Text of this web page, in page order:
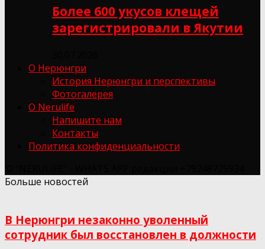
Более 600 укусов клещей
зарегистрировали в Якутии
О Нерюнгри
История Нерюнгри и перспективы
Фотогалерея
О Nerulife
Напишите нам
Контакты
Политика конфиденциальности
Больше новостей
В Нерюнгри незаконно уволенный
сотрудник был восстановлен в должности